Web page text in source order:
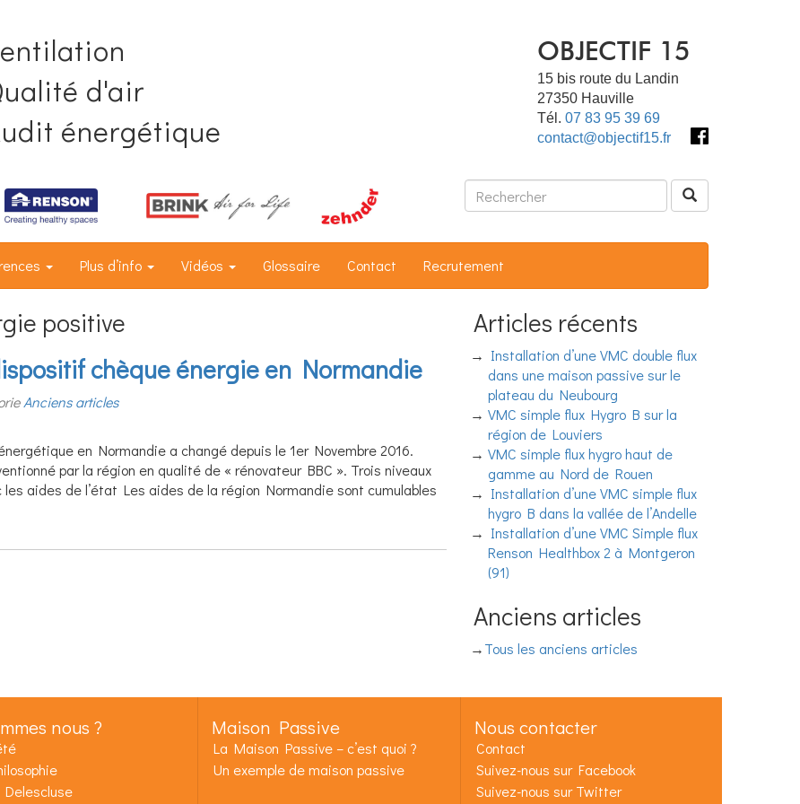
d'air
énergétique
OBJECTIF 15
15 bis route du Landin
27350 Hauville
Tél. 07 83 95 39 69
contact@objectif15.fr
Plus d’info Vidéos Glossaire Contact Recrutement
positive
chèque énergie en Normandie
Anciens articles
en Normandie a changé depuis le 1er Novembre 2016.
par la région en qualité de « rénovateur BBC ». Trois niveaux
les aides de l’état Les aides de la région Normandie sont cumulables
Articles récents
Installation d’une VMC double flux
dans une maison passive sur le
plateau du Neubourg
VMC simple flux Hygro B sur la
région de Louviers
VMC simple flux hygro haut de
gamme au Nord de Rouen
Installation d’une VMC simple flux
hygro B dans la vallée de l’Andelle
Installation d’une VMC Simple flux
Renson Healthbox 2 à Montgeron
(91)
Anciens articles
Tous les anciens articles
nous ? Maison Passive
La Maison Passive – c’est quoi ?
Un exemple de maison passive
Nous contacter
Contact
Suivez-nous sur Facebook
Suivez-nous sur Twitter